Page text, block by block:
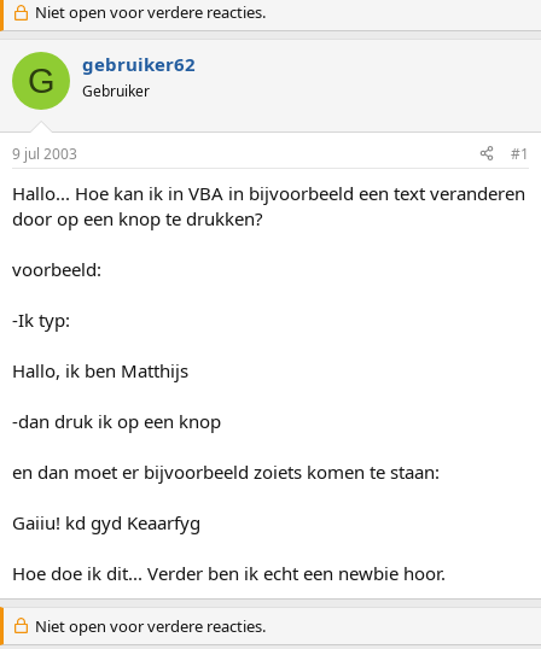
d
e
r
w
e
p
s
t
a
r
e
a
r
t
d
m
Niet open voor verdere reacties.
G gebruiker62
Gebruiker
9 jul 2003 #1
Hallo... Hoe kan ik in VBA in bijvoorbeeld een text veranderen
door op een knop te drukken?
voorbeeld:
-Ik typ:
Hallo, ik ben Matthijs
-dan druk ik op een knop
en dan moet er bijvoorbeeld zoiets komen te staan:
Gaiiu! kd gyd Keaarfyg
Hoe doe ik dit... Verder ben ik echt een newbie hoor.
Niet open voor verdere reacties.